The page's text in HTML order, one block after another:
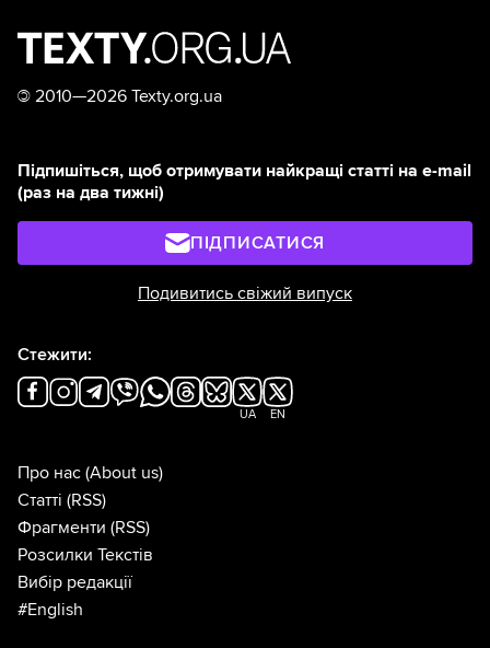
© 2010—2026 Texty.org.ua
Підпишіться, щоб отримувати найкращі статті на e-mail
(раз на два тижні)
ПІДПИСАТИСЯ
Подивитись свіжий випуск
Стежити:
UA EN
Про нас (About us)
Статті (RSS)
Фрагменти (RSS)
Розсилки Текстів
Вибір редакції
#English